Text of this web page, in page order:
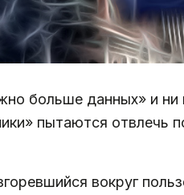
больше данных» и ни
пытаются отвлечь
вокруг